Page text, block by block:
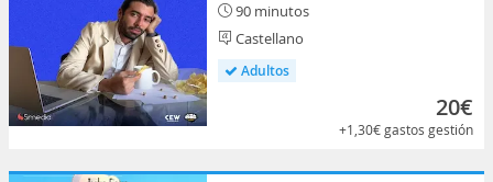
90 minutos
Castellano
Adultos
20€
+1,30€gastos gestión